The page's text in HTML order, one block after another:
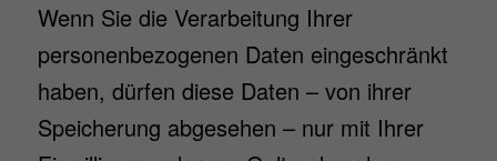
Wenn Sie die Verarbeitung Ihrer
personenbezogenen Daten eingeschränkt
haben, dürfen diese Daten – von ihrer
Speicherung abgesehen – nur mit Ihrer